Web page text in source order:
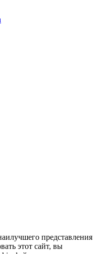
представления
этот сайт, вы